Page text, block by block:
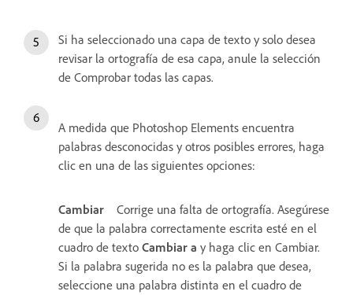
Si ha seleccionado una capa de texto y solo desea
revisar la ortografía de esa capa, anule la selección
de Comprobar todas las capas.
A medida que Photoshop Elements encuentra
palabras desconocidas y otros posibles errores, haga
clic en una de las siguientes opciones:
Cambiar
Corrige una falta de ortografía. Asegúrese
de que la palabra correctamente escrita esté en el
cuadro de texto Cambiar a y haga clic en Cambiar.
Si la palabra sugerida no es la palabra que desea,
seleccione una palabra distinta en el cuadro de